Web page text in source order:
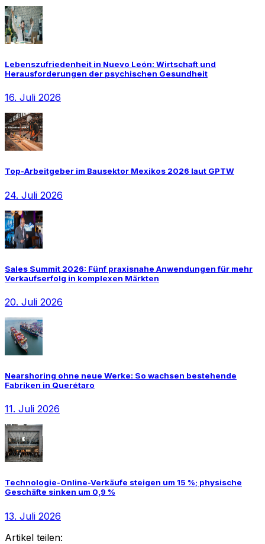
Lebenszufriedenheit in Nuevo León: Wirtschaft und
Herausforderungen der psychischen Gesundheit
16. Juli 2026
Top-Arbeitgeber im Bausektor Mexikos 2026 laut GPTW
24. Juli 2026
Sales Summit 2026: Fünf praxisnahe Anwendungen für mehr
Verkaufserfolg in komplexen Märkten
20. Juli 2026
Nearshoring ohne neue Werke: So wachsen bestehende
Fabriken in Querétaro
11. Juli 2026
Technologie-Online-Verkäufe steigen um 15 %; physische
Geschäfte sinken um 0,9 %
13. Juli 2026
Artikel teilen: